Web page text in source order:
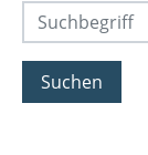
Suchen